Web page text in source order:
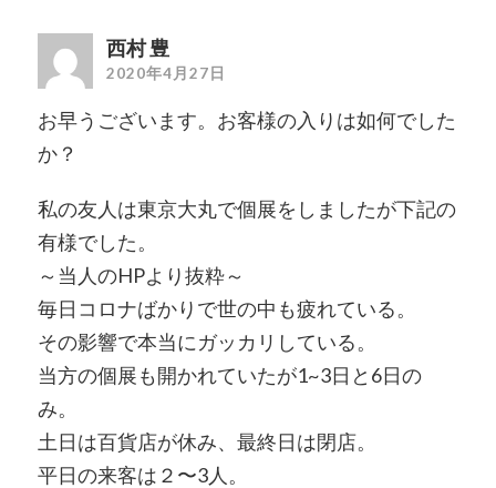
西村 豊
2020年4月27日
お早うございます。お客様の入りは如何でした
か？
私の友人は東京大丸で個展をしましたが下記の
有様でした。
～当人のHPより抜粋～
毎日コロナばかりで世の中も疲れている。
その影響で本当にガッカリしている。
当方の個展も開かれていたが1~3日と6日の
み。
土日は百貨店が休み、最終日は閉店。
平日の来客は２〜3人。